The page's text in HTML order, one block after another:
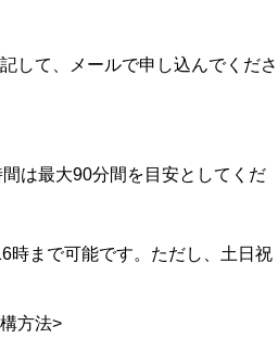
して、メールで申し込んでくださ
は最大90分間を目安としてくだ
時まで可能です。ただし、土日祝
方法>